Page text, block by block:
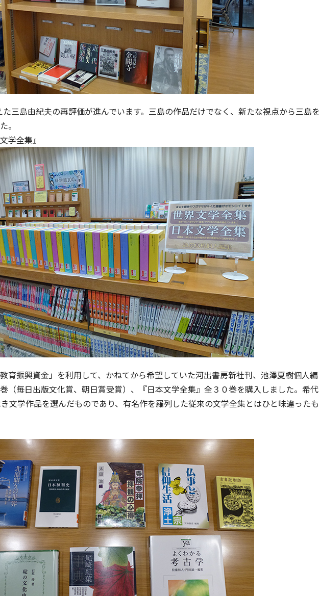
三島由紀夫の再評価が進んでいます。三島の作品だけでなく、新たな視点から三島を
。
学全集』
育振興資金」を利用して、かねてから希望していた河出書房新社刊、池澤夏樹個人編
（毎日出版文化賞、朝日賞受賞）、『日本文学全集』全３０巻を購入しました。希代
文学作品を選んだものであり、有名作を羅列した従来の文学全集とはひと味違ったも